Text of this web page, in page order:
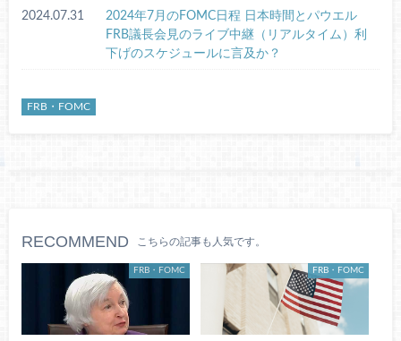
2024.07.31
2024年7月のFOMC日程 日本時間とパウエル
FRB議長会見のライブ中継（リアルタイム）利
下げのスケジュールに言及か？
FRB・FOMC
RECOMMEND こちらの記事も人気です。
FRB・FOMC FRB・FOMC